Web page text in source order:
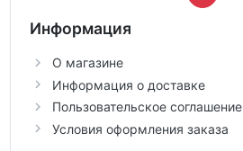
Информация
О магазине
Информация о доставке
Пользовательское соглашение
Условия оформления заказа